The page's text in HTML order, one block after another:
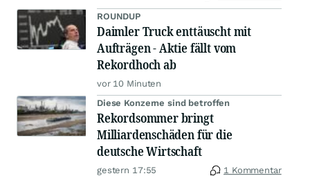
ROUNDUP
Daimler Truck enttäuscht mit
Aufträgen - Aktie fällt vom
Rekordhoch ab
vor 10 Minuten
Diese Konzerne sind betroffen
Rekordsommer bringt
Milliardenschäden für die
deutsche Wirtschaft
gestern 17:55 1 Kommentar